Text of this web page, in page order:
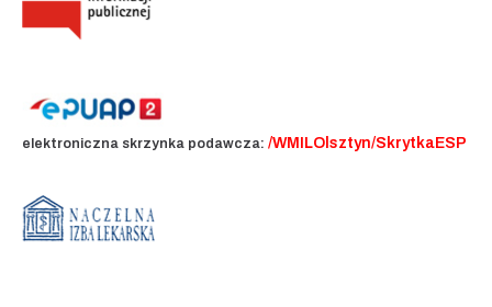
elektroniczna skrzynka podawcza: /WMILOlsztyn/SkrytkaESP